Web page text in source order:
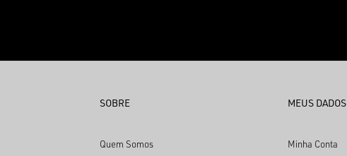
SOBRE
Quem Somos
MEUS DADOS
Minha Conta